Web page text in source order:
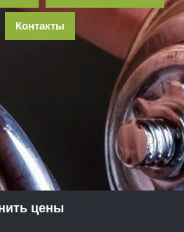
Контакты
цены